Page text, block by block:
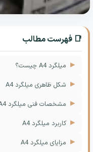
📑 فهرست مطالب
میلگرد A4 چیست؟
شکل ظاهری میلگرد A4
مشخصات فنی میلگرد A4
کاربرد میلگرد A4
مزایای میلگرد A4